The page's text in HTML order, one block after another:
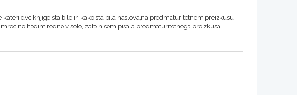
dve knjige sta bile in kako sta bila naslova,na predmaturitetnem preizkusu
ne hodim redno v solo, zato nisem pisala predmaturitetnega preizkusa.